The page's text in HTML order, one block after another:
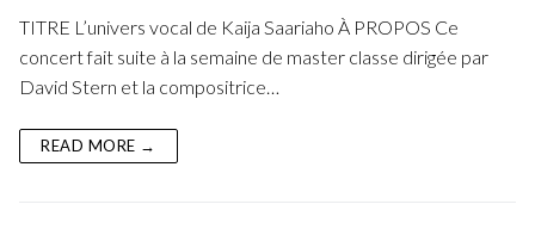
TITRE L’univers vocal de Kaija Saariaho À PROPOS Ce
concert fait suite à la semaine de master classe dirigée par
David Stern et la compositrice…
READ MORE →